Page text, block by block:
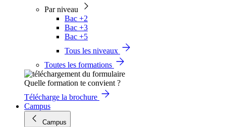
Par niveau
Bac +2
Bac +3
Bac +5
Tous les niveaux
Toutes les formations
Quelle formation te convient ?
Télécharge la brochure
Campus
Campus